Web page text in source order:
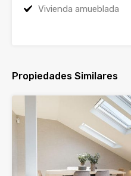
Vivienda amueblada
Propiedades Similares